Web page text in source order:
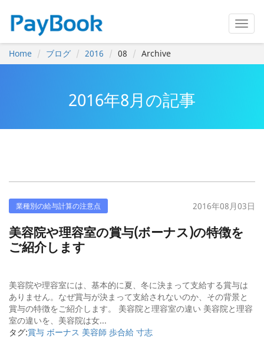
Home ブログ 2016 08 Archive
2016年8月の記事
業種別の給与計算の注意点 2016年08月03日
美容院や理容室の賞与(ボーナス)の特徴を
ご紹介します
美容院や理容室には、基本的に夏、冬に決まって支給する賞与は
ありません。なぜ賞与が決まって支給されないのか、その背景と
賞与の特徴をご紹介します。 美容院と理容室の違い 美容院と理容
室の違いを、美容院は女...
タグ:賞与 ボーナス 美容師 歩合給 寸志